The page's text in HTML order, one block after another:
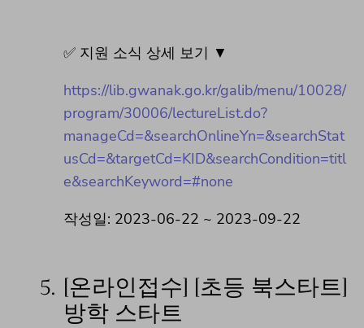
✅ 지원 소식 상세 보기 ▼
https://lib.gwanak.go.kr/galib/menu/10028/
program/30006/lectureList.do?
manageCd=&searchOnlineYn=&searchStat
usCd=&targetCd=KID&searchCondition=titl
e&searchKeyword=#none
작성일: 2023-06-22 ~ 2023-09-22
5. [온라인접수] [초등 북스타트]
방학 스타트